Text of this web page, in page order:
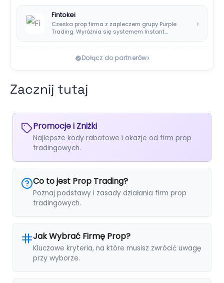
Fintokei
Czeska prop firma z zapleczem grupy Purple
Trading. Wyróżnia się systemem Instant
›
Dołącz do partnerów›
Zacznij tutaj
Promocje i Zniżki
Najlepsze kody rabatowe i okazje od firm prop
tradingowych.
Co to jest Prop Trading?
Poznaj podstawy i zasady działania firm prop
tradingowych.
Jak Wybrać Firmę Prop?
Kluczowe kryteria, na które musisz zwrócić uwagę
przy wyborze.